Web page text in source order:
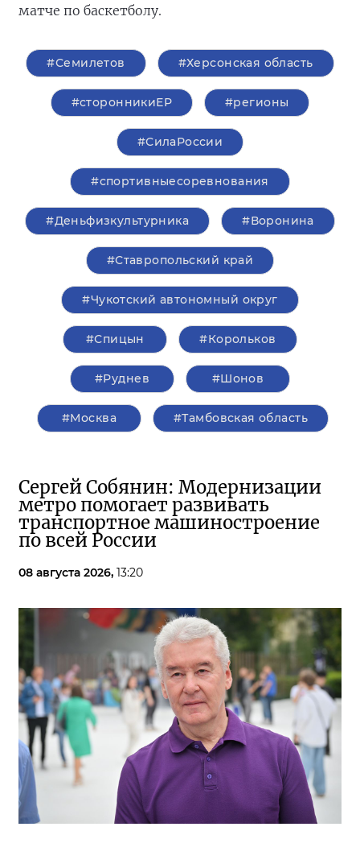
матче по баскетболу.
#Семилетов #Херсонская область
#сторонникиЕР #регионы
#СилаРоссии
#спортивныесоревнования
#Деньфизкультурника #Воронина
#Ставропольский край
#Чукотский автономный округ
#Спицын #Корольков
#Руднев #Шонов
#Москва #Тамбовская область
Сергей Собянин: Модернизации
метро помогает развивать
транспортное машиностроение
по всей России
08 августа 2026, 13:20